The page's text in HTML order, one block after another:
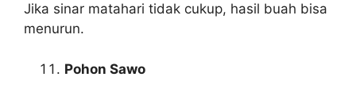
Jika sinar matahari tidak cukup, hasil buah bisa
menurun.
Pohon Sawo